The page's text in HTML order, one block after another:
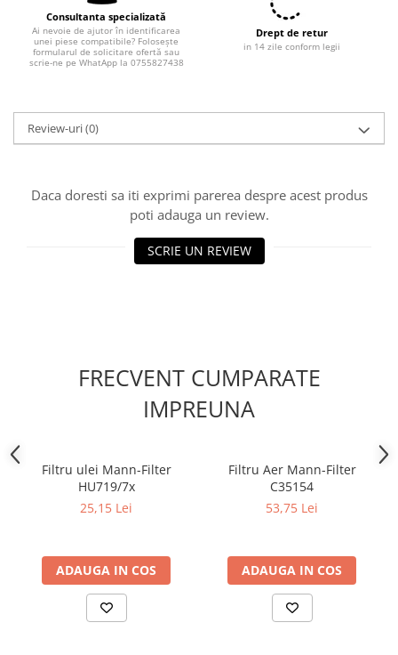
► Piese auto
Filtre
Filtre aditivi
Accesorii filtre
Filtre ulei
Saboti frana
Cablu frana de mana
Suport etrier
Bujii incandescente
Kit distributie
Kit lant distributie
Curea distributie
Consultanta specializată
Ai nevoie de ajutor în identificarea
unei piese compatibile? Folosește
formularul de solicitare ofertă sau
scrie-ne pe WhatApp la 0755827438
Drept de retur
in 14 zile conform legii
Review-uri(0)
Daca doresti sa iti exprimi parerea despre acest produs
poti adauga un review.
SCRIE UN REVIEW
FRECVENT CUMPARATE
IMPREUNA
Filtru ulei Mann-Filter
HU719/7x
25,15 Lei
ADAUGA IN COS
Filtru Aer Mann-Filter
C35154
53,75 Lei
ADAUGA IN COS